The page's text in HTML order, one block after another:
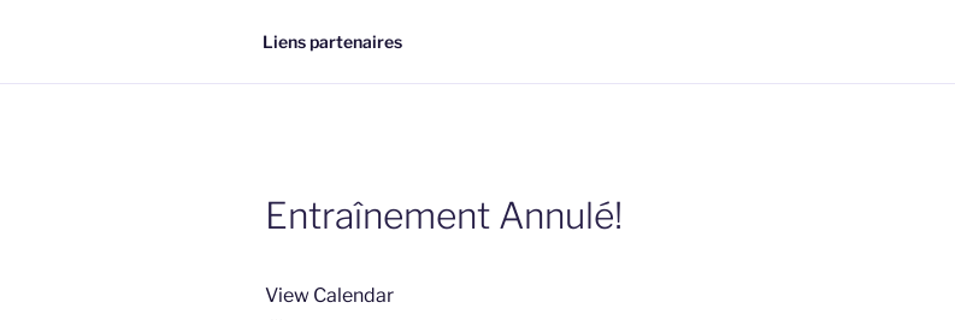
Liens partenaires
Entraînement Annulé!
View Calendar